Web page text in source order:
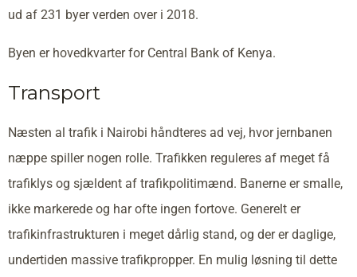
ud af 231 byer verden over i 2018.
Byen er hovedkvarter for Central Bank of Kenya.
Transport
Næsten al trafik i Nairobi håndteres ad vej, hvor jernbanen
næppe spiller nogen rolle. Trafikken reguleres af meget få
trafiklys og sjældent af trafikpolitimænd. Banerne er smalle,
ikke markerede og har ofte ingen fortove. Generelt er
trafikinfrastrukturen i meget dårlig stand, og der er daglige,
undertiden massive trafikpropper. En mulig løsning til dette